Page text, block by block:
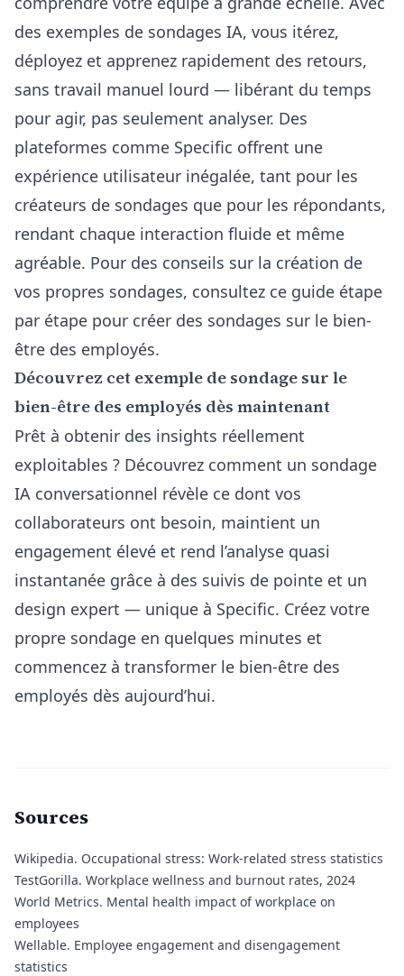
des exemples de sondages IA, vous itérez,
déployez et apprenez rapidement des retours,
sans travail manuel lourd — libérant du temps
pour agir, pas seulement analyser. Des
plateformes comme Specific offrent une
expérience utilisateur inégalée, tant pour les
créateurs de sondages que pour les répondants,
rendant chaque interaction fluide et même
agréable. Pour des conseils sur la création de
vos propres sondages, consultez ce guide étape
par étape pour créer des sondages sur le bien-
être des employés.
Découvrez cet exemple de sondage sur le
bien-être des employés dès maintenant
Prêt à obtenir des insights réellement
exploitables ? Découvrez comment un sondage
IA conversationnel révèle ce dont vos
collaborateurs ont besoin, maintient un
engagement élevé et rend l’analyse quasi
instantanée grâce à des suivis de pointe et un
design expert — unique à Specific. Créez votre
propre sondage en quelques minutes et
commencez à transformer le bien-être des
employés dès aujourd’hui.
Sources
Wikipedia. Occupational stress: Work-related stress statistics
TestGorilla. Workplace wellness and burnout rates, 2024
World Metrics. Mental health impact of workplace on
employees
Wellable. Employee engagement and disengagement
statistics